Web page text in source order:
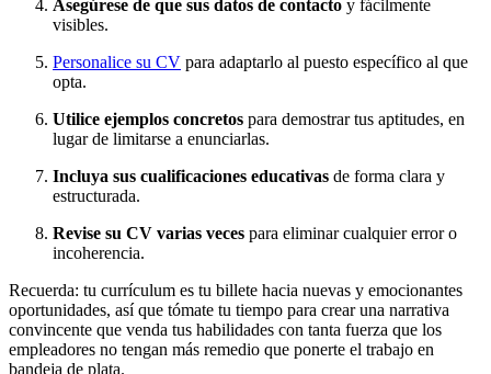
Asegúrese de que sus datos de contacto y fácilmente
visibles.
Personalice su CV para adaptarlo al puesto específico al que
opta.
Utilice ejemplos concretos para demostrar tus aptitudes, en
lugar de limitarse a enunciarlas.
Incluya sus cualificaciones educativas de forma clara y
estructurada.
Revise su CV varias veces para eliminar cualquier error o
incoherencia.
Recuerda: tu currículum es tu billete hacia nuevas y emocionantes
oportunidades, así que tómate tu tiempo para crear una narrativa
convincente que venda tus habilidades con tanta fuerza que los
empleadores no tengan más remedio que ponerte el trabajo en
bandeja de plata.